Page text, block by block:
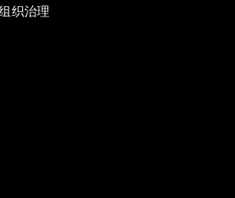
织治理